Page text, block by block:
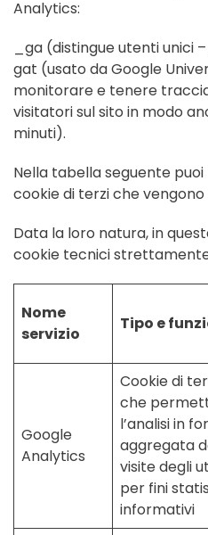
Analytics:
_ga (distingue utenti unici
gat (usato da Google
monitorare e tenere
visitatori sul sito in modo
minuti).
Nella tabella seguente
cookie di terzi che vengono
Data la loro natura, in
cookie tecnici strettamente
Nome
servizio
Tipo e
Google
Analytics
Cookie di
che
l’analisi in
aggregata
visite degli
per fini
informativi